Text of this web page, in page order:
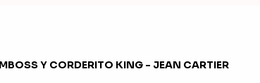
Y CORDERITO KING - JEAN CARTIER